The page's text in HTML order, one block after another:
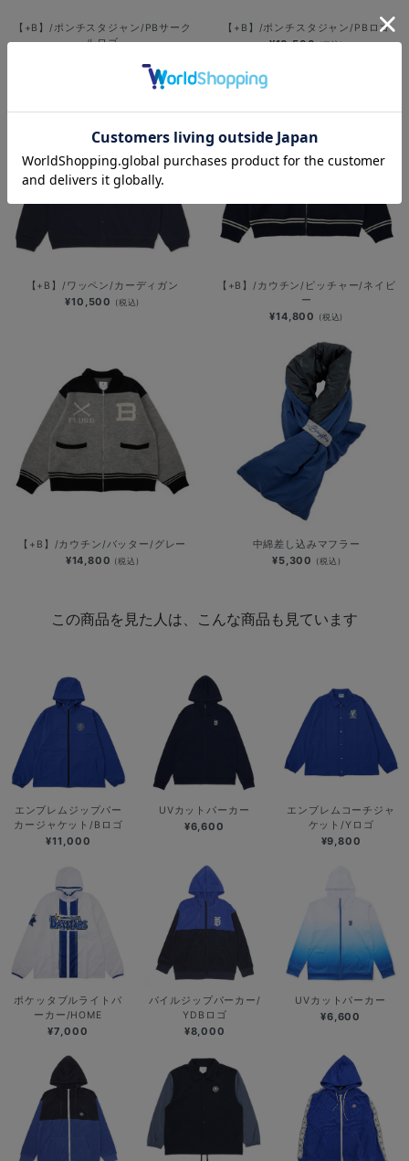
【+B】/ポンチスタジャン/PBサーク
ルロゴ
【+B】/ポンチスタジャン/PBロゴ
¥10,500(税込)
【+B】/ワッペン/カーディガン
¥10,500 (税込)
【+B】/カウチン/ピッチャー/ネイビ
ー
¥14,800 (税込)
【+B】/カウチン/バッター/グレー
¥14,800 (税込)
中綿差し込みマフラー
¥5,300 (税込)
この商品を見た人は、こんな商品も見ています
エンブレムジップパー
カージャケット/Bロゴ
¥11,000
UVカットパーカー
¥6,600
エンブレムコーチジャ
ケット/Yロゴ
¥9,800
ポケッタブルライトパ
ーカー/HOME
¥7,000
パイルジップパーカー/
YDBロゴ
¥8,000
UVカットパーカー
¥6,600